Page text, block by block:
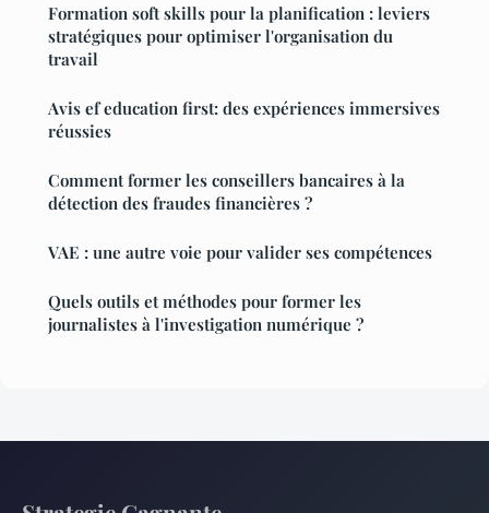
Formation soft skills pour la planification : leviers
stratégiques pour optimiser l'organisation du
travail
Avis ef education first: des expériences immersives
réussies
Comment former les conseillers bancaires à la
détection des fraudes financières ?
VAE : une autre voie pour valider ses compétences
Quels outils et méthodes pour former les
journalistes à l'investigation numérique ?